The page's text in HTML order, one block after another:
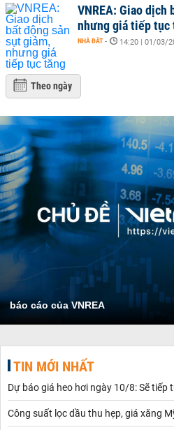
VNREA: Giao dịch
nhưng giá tiếp tục
NHÀ ĐẤT - 14:20 | 01/03/
Theo ngày
báo cáo của VNREA
TIN MỚI NHẤT
Dự báo giá heo hơi ngày 10/8: Sẽ
Công suất lọc dầu thu hẹp, giá xăng